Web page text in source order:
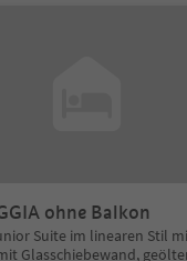
ohne Balkon
Suite im linearen Stil
Glasschiebewand,